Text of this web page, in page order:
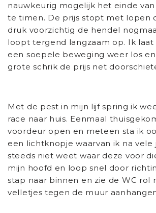
nauwkeurig mogelijk het einde
te timen. De prijs stopt met lopen
druk voorzichtig de hendel
loopt tergend langzaam op. Ik
een soepele beweging weer los
grote schrik de prijs net
Met de pest in mijn lijf spring ik
race naar huis. Eenmaal
voordeur open en meteen sta ik
een lichtknopje waarvan ik na vele
steeds niet weet waar deze voor
mijn hoofd en loop snel door
stap naar binnen en zie de WC rol
velletjes tegen de muur